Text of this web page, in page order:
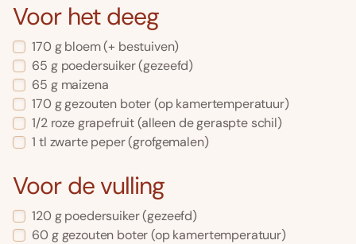
Voor het deeg
170 g bloem(+ bestuiven)
65 g poedersuiker(gezeefd)
65 g maizena
170 ggezouten boter(op kamertemperatuur)
1/2 roze grapefruit(alleen de geraspte schil)
1 tl zwarte peper(grofgemalen)
Voor de vulling
120 g poedersuiker(gezeefd)
60 g gezouten boter(op kamertemperatuur)